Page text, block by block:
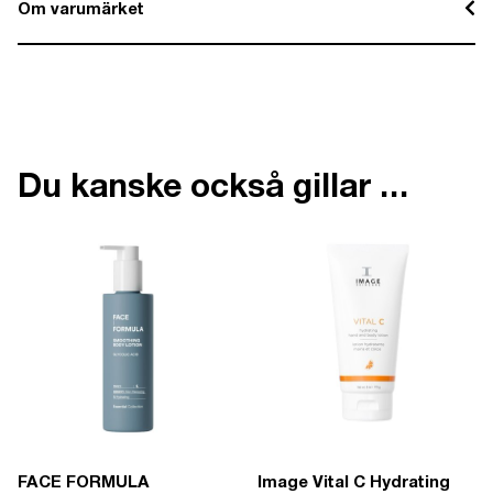
Om varumärket
Du kanske också gillar …
FACE FORMULA
Image Vital C Hydrating